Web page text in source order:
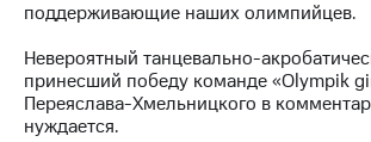
акционерам
Документы
ПАО
"МТС"
Собрания
акционеров
поддерживающие наших олимпийцев.
Невероятный танцевально-
принесший победу команде «Olympik
Переяслава-Хмельницкого в
нуждается.